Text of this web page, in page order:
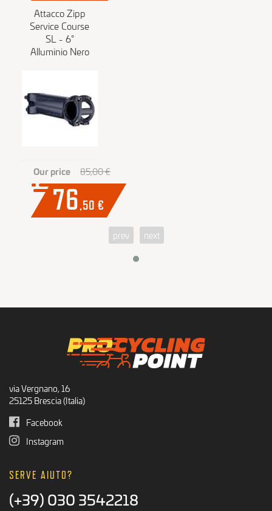
Attacco Zipp
Service Course
SL - 6°
Alluminio Nero
Our price 85,00 €
76,50 €
prev next
via Vergnano, 16
25125 Brescia (Italia)
Facebook
Instagram
SERVE AIUTO?
(+39) 030 3542218